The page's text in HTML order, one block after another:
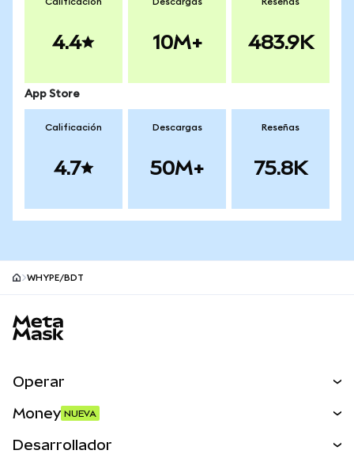
4.4 10M+ 483.9K
App Store
Calificación
4.7
Descargas
50M+
Reseñas
75.8K
WHYPE/BDT
Operar
Money NUEVA
Desarrollador